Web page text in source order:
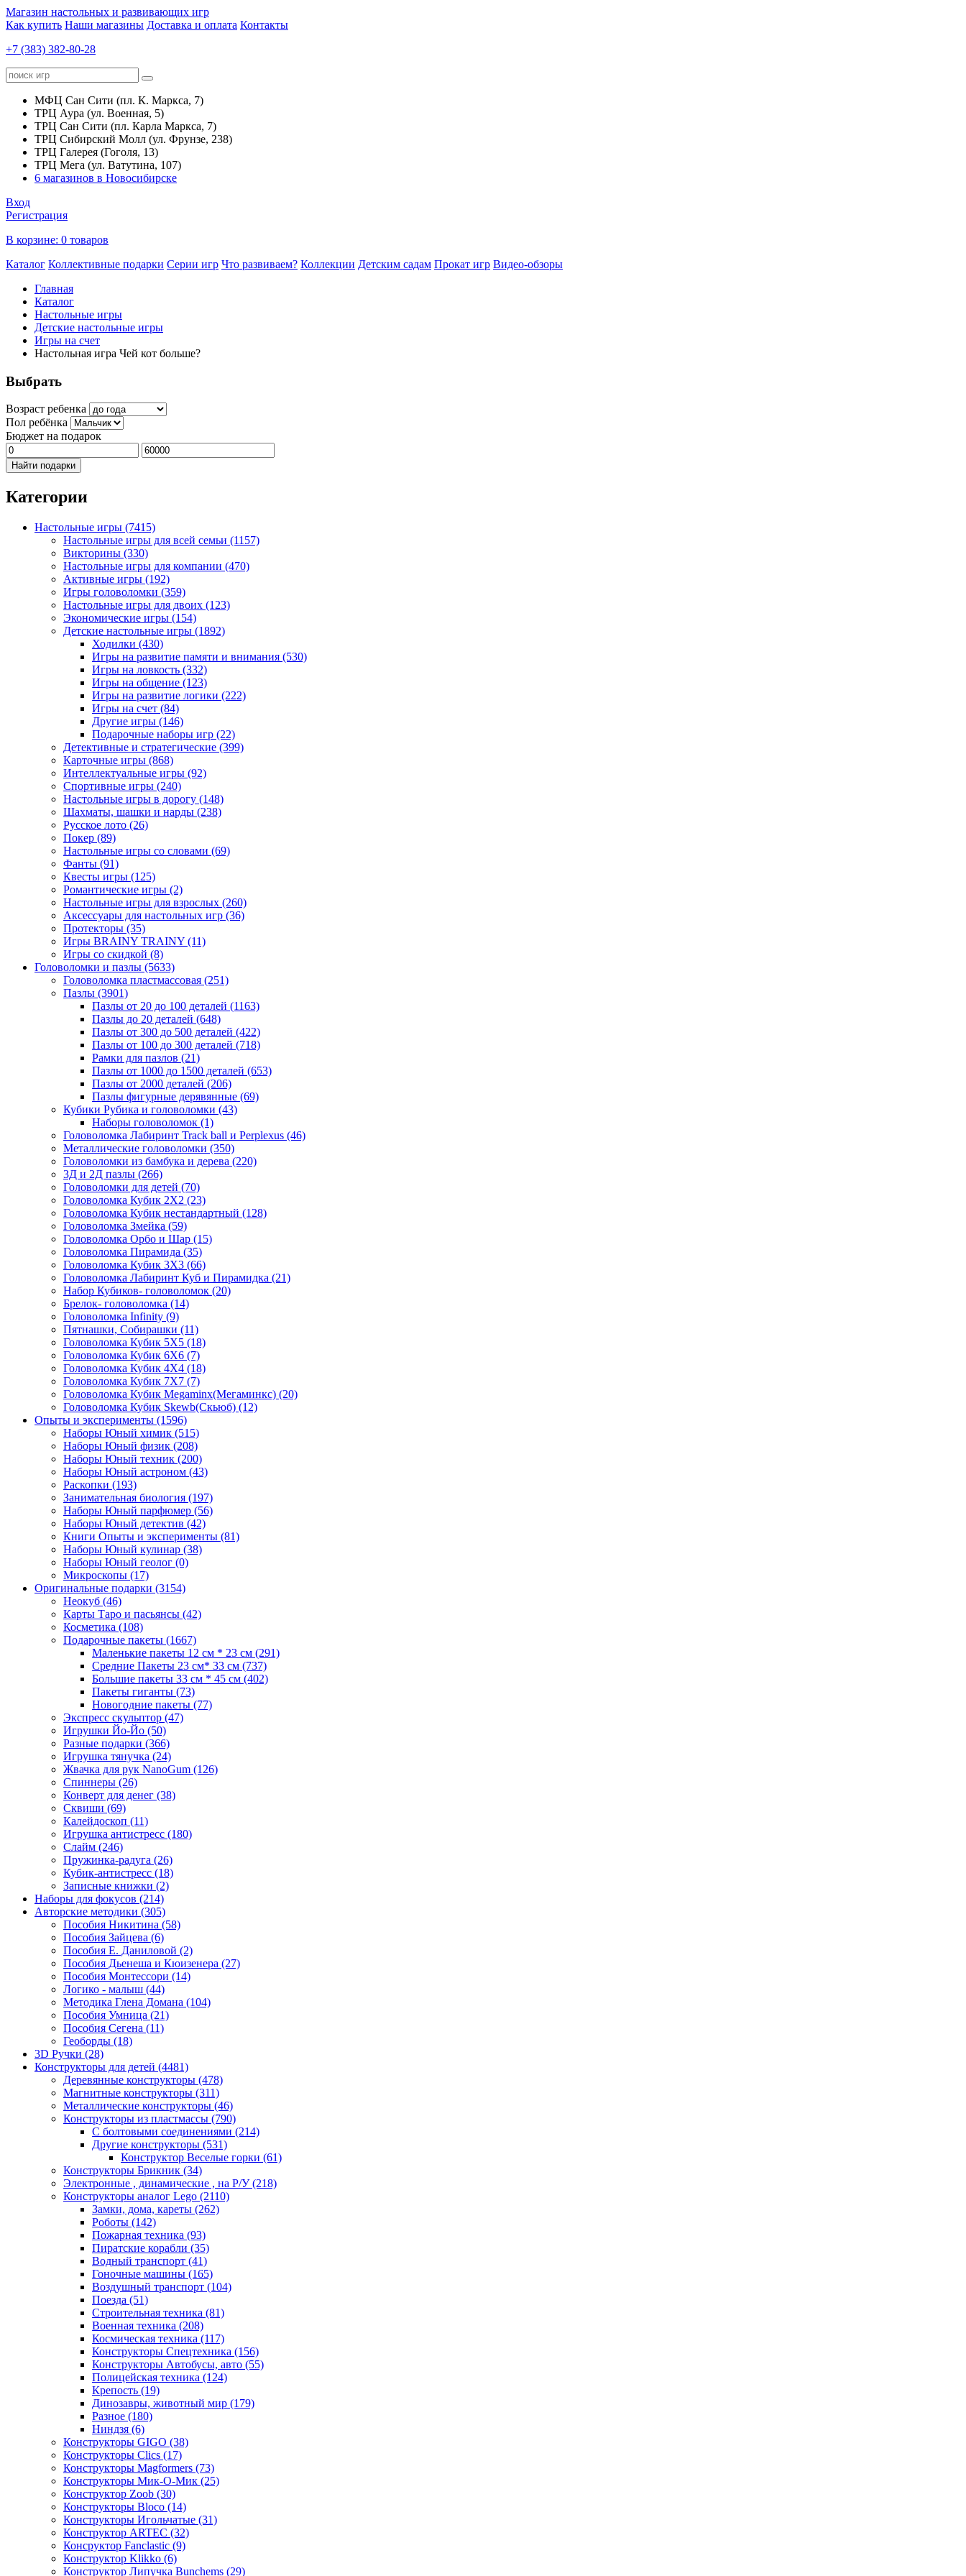
Магазин настольных и развивающих игр
Как купить Наши магазины Доставка и оплата Контакты
+7 (383) 382-80-28
МФЦ Сан Сити (пл. К. Маркса, 7)
ТРЦ Аура (ул. Военная, 5)
ТРЦ Сан Сити (пл. Карла Маркса, 7)
ТРЦ Сибирский Молл (ул. Фрунзе, 238)
ТРЦ Галерея (Гоголя, 13)
ТРЦ Мега (ул. Ватутина, 107)
6 магазинов в Новосибирске
Вход
Регистрация
В корзине: 0 товаров
Каталог Коллективные подарки Серии игр Что развиваем? Коллекции Детским садам Прокат игр Видео-обзоры
Главная
Каталог
Настольные игры
Детские настольные игры
Игры на счет
Настольная игра Чей кот больше?
Выбрать
Возраст ребенка
Пол ребёнка
Бюджет на подарок
Найти подарки
Категории
Настольные игры (7415)
Настольные игры для всей семьи (1157)
Викторины (330)
Настольные игры для компании (470)
Активные игры (192)
Игры головоломки (359)
Настольные игры для двоих (123)
Экономические игры (154)
Детские настольные игры (1892)
Ходилки (430)
Игры на развитие памяти и внимания (530)
Игры на ловкость (332)
Игры на общение (123)
Игры на развитие логики (222)
Игры на счет (84)
Другие игры (146)
Подарочные наборы игр (22)
Детективные и стратегические (399)
Карточные игры (868)
Интеллектуальные игры (92)
Спортивные игры (240)
Настольные игры в дорогу (148)
Шахматы, шашки и нарды (238)
Русское лото (26)
Покер (89)
Настольные игры со словами (69)
Фанты (91)
Квесты игры (125)
Романтические игры (2)
Настольные игры для взрослых (260)
Аксессуары для настольных игр (36)
Протекторы (35)
Игры BRAINY TRAINY (11)
Игры со скидкой (8)
Головоломки и пазлы (5633)
Головоломка пластмассовая (251)
Пазлы (3901)
Пазлы от 20 до 100 деталей (1163)
Пазлы до 20 деталей (648)
Пазлы от 300 до 500 деталей (422)
Пазлы от 100 до 300 деталей (718)
Рамки для пазлов (21)
Пазлы от 1000 до 1500 деталей (653)
Пазлы от 2000 деталей (206)
Пазлы фигурные дерявянные (69)
Кубики Рубика и головоломки (43)
Наборы головоломок (1)
Головоломка Лабиринт Track ball и Perplexus (46)
Металлические головоломки (350)
Головоломки из бамбука и дерева (220)
3Д и 2Д пазлы (266)
Головоломки для детей (70)
Головоломка Кубик 2Х2 (23)
Головоломка Кубик нестандартный (128)
Головоломка Змейка (59)
Головоломка Орбо и Шар (15)
Головоломка Пирамида (35)
Головоломка Кубик 3Х3 (66)
Головоломка Лабиринт Куб и Пирамидка (21)
Набор Кубиков- головоломок (20)
Брелок- головоломка (14)
Головоломка Infinity (9)
Пятнашки, Собирашки (11)
Головоломка Кубик 5Х5 (18)
Головоломка Кубик 6Х6 (7)
Головоломка Кубик 4Х4 (18)
Головоломка Кубик 7Х7 (7)
Головоломка Кубик Megaminx(Мегаминкс) (20)
Головоломка Кубик Skewb(Скьюб) (12)
Опыты и эксперименты (1596)
Наборы Юный химик (515)
Наборы Юный физик (208)
Наборы Юный техник (200)
Наборы Юный астроном (43)
Раскопки (193)
Занимательная биология (197)
Наборы Юный парфюмер (56)
Наборы Юный детектив (42)
Книги Опыты и эксперименты (81)
Наборы Юный кулинар (38)
Наборы Юный геолог (0)
Микроскопы (17)
Оригинальные подарки (3154)
Неокуб (46)
Карты Таро и пасьянсы (42)
Косметика (108)
Подарочные пакеты (1667)
Маленькие пакеты 12 см * 23 см (291)
Средние Пакеты 23 см* 33 см (737)
Большие пакеты 33 см * 45 см (402)
Пакеты гиганты (73)
Новогодние пакеты (77)
Экспресс скульптор (47)
Игрушки Йо-Йо (50)
Разные подарки (366)
Игрушка тянучка (24)
Жвачка для рук NanoGum (126)
Спиннеры (26)
Конверт для денег (38)
Сквиши (69)
Калейдоскоп (11)
Игрушка антистресс (180)
Слайм (246)
Пружинка-радуга (26)
Кубик-антистресс (18)
Записные книжки (2)
Наборы для фокусов (214)
Авторские методики (305)
Пособия Никитина (58)
Пособия Зайцева (6)
Пособия Е. Даниловой (2)
Пособия Дьенеша и Кюизенера (27)
Пособия Монтессори (14)
Логико - малыш (44)
Методика Глена Домана (104)
Пособия Умница (21)
Пособия Сегена (11)
Геоборды (18)
3D Ручки (28)
Конструкторы для детей (4481)
Деревянные конструкторы (478)
Магнитные конструкторы (311)
Металлические конструкторы (46)
Конструкторы из пластмассы (790)
С болтовыми соединениями (214)
Другие конструкторы (531)
Конструктор Веселые горки (61)
Конструкторы Брикник (34)
Электронные , динамические , на Р/У(218)
Конструкторы аналог Lego (2110)
Замки, дома, кареты (262)
Роботы (142)
Пожарная техника (93)
Пиратские корабли (35)
Водный транспорт (41)
Гоночные машины (165)
Воздушный транспорт (104)
Поезда (51)
Строительная техника (81)
Военная техника (208)
Космическая техника (117)
Конструкторы Спецтехника (156)
Конструкторы Автобусы, авто (55)
Полицейская техника (124)
Крепость (19)
Динозавры, животный мир (179)
Разное (180)
Ниндзя (6)
Конструкторы GIGO (38)
Конструкторы Clics (17)
Конструкторы Magformers (73)
Конструкторы Мик-О-Мик (25)
Конструктор Zoob (30)
Конструкторы Bloco (14)
Конструкторы Игольчатые (31)
Конструктор ARTEC (32)
Консруктор Fanclastic (9)
Конструктор Klikko (6)
Конструктор Липучка Bunchems (29)